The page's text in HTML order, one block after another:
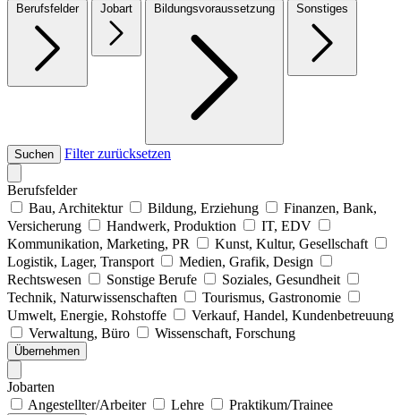
Berufsfelder Jobart Bildungsvoraussetzung Sonstiges
Suchen Filter zurücksetzen
Berufsfelder
Bau, Architektur
Bildung, Erziehung
Finanzen, Bank,
Versicherung
Handwerk, Produktion
IT, EDV
Kommunikation, Marketing, PR
Kunst, Kultur, Gesellschaft
Logistik, Lager, Transport
Medien, Grafik, Design
Rechtswesen
Sonstige Berufe
Soziales, Gesundheit
Technik, Naturwissenschaften
Tourismus, Gastronomie
Umwelt, Energie, Rohstoffe
Verkauf, Handel, Kundenbetreuung
Verwaltung, Büro
Wissenschaft, Forschung
Übernehmen
Jobarten
Angestellter/Arbeiter
Lehre Praktikum/Trainee